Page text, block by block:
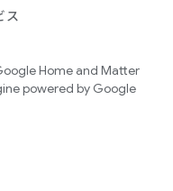
ス
Home and Matter
powered by Google